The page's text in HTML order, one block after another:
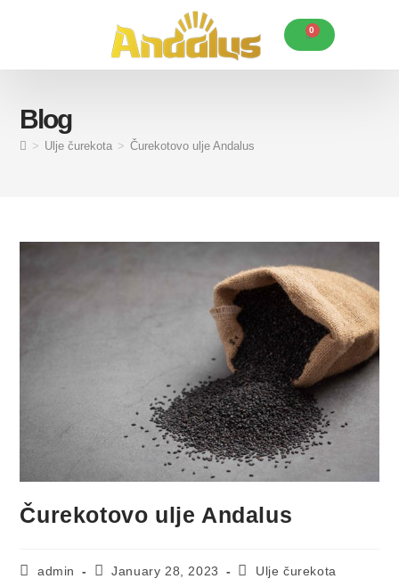
0
Blog
> Ulje čurekota > Čurekotovo ulje Andalus
Čurekotovo ulje Andalus
admin January 28, 2023 Ulje čurekota